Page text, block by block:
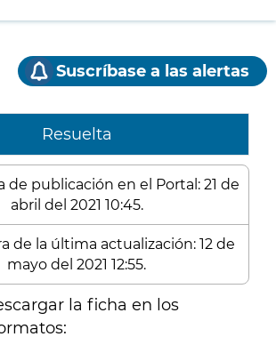
Suscríbase a las alertas
Resuelta
de publicación en el Portal: 21 de
abril del 2021 10:45.
de la última actualización: 12 de
mayo del 2021 12:55.
la ficha en los